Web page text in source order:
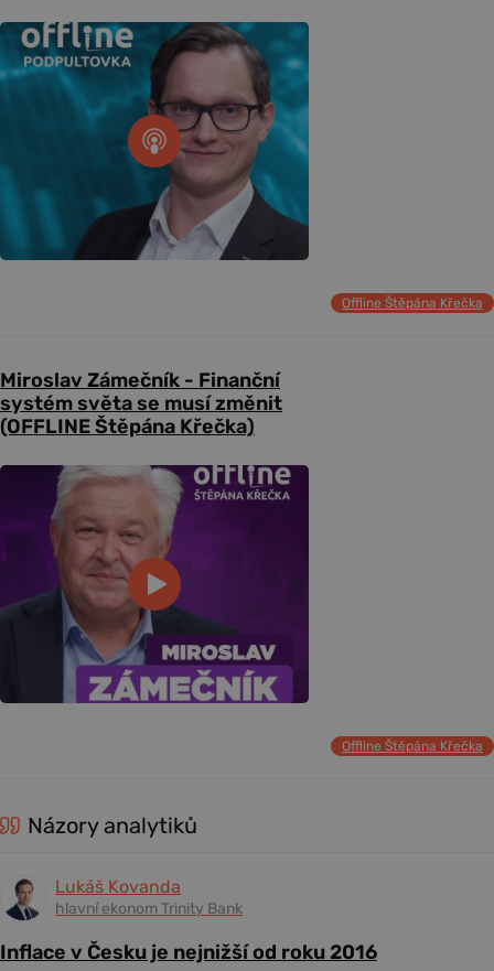
Offline Štěpána Křečka
Miroslav Zámečník - Finanční
systém světa se musí změnit
(OFFLINE Štěpána Křečka)
Offline Štěpána Křečka
Názory analytiků
Lukáš Kovanda
hlavní ekonom Trinity Bank
Inflace v Česku je nejnižší od roku 2016